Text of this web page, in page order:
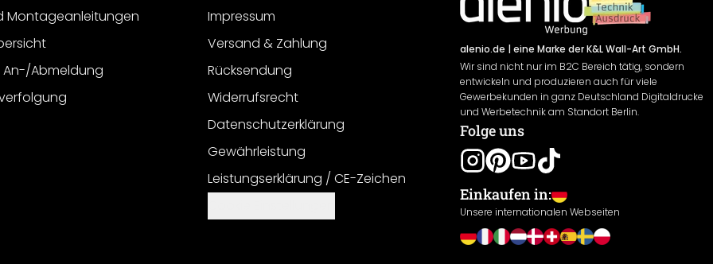
Montageanleitungen
An-/Abmeldung
Impressum
Versand & Zahlung
Rücksendung
Widerrufsrecht
Datenschutzerklärung
Gewährleistung
Leistungserklärung / CE-Zeichen
alenio.de | eine Marke der K&L Wall-Art GmbH.
Wir sind nicht nur im B2C Bereich tätig, sondern
entwickeln und produzieren auch für viele
Gewerbekunden in ganz Deutschland Digitaldrucke
und Werbetechnik am Standort Berlin.
Folge uns
Einkaufen in:
Unsere internationalen Webseiten